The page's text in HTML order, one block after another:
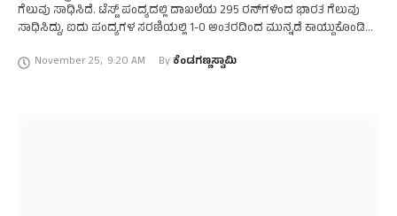
ಗೆಲುವು ಸಾಧಿಸಿದೆ. ಟೆಸ್ಟ್‌ ಪಂದ್ಯದಲ್ಲಿ ದಾಖಲೆಯ 295 ರನ್‌ಗಳಿಂದ ಭಾರತ ಗೆಲುವು
ಸಾಧಿಸಿದ್ದು, ಐದು ಪಂದ್ಯಗಳ ಸರಣಿಯಲ್ಲಿ 1-0 ಅಂತರದಿಂದ ಮುನ್ನಡೆ ಕಾಯ್ದುಕೊಂಡಿದೆ.
November 25, 9:20 AM By ಕೆಂಡಗಣ್ಣಸ್ವಾಮಿ